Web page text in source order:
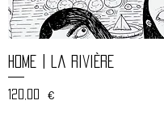
Home | la rivière
Prix
120,00 €